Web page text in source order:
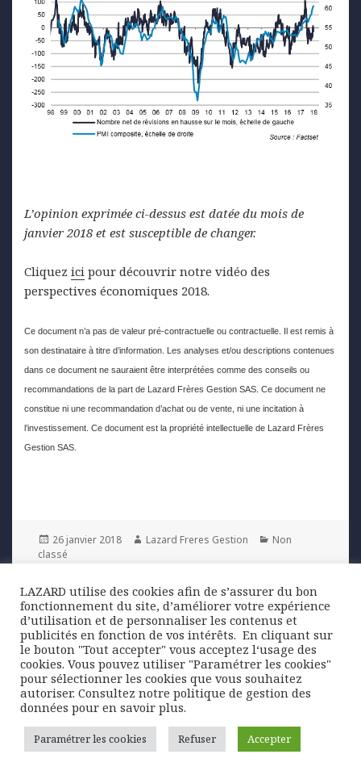
L’opinion exprimée ci-dessus est datée du mois de
janvier 2018 et est susceptible de changer.
Cliquez ici pour découvrir notre vidéo des
perspectives économiques 2018.
Ce document n’a pas de valeur pré-contractuelle ou contractuelle. Il est remis à
son destinataire à titre d’information. Les analyses et/ou descriptions contenues
dans ce document ne sauraient être interprétées comme des conseils ou
recommandations de la part de Lazard Frères Gestion SAS. Ce document ne
constitue ni une recommandation d’achat ou de vente, ni une incitation à
l’investissement. Ce document est la propriété intellectuelle de Lazard Frères
Gestion SAS.
Posted
on
26 janvier 2018 Author
Lazard Freres Gestion Categories
Non
classé
Navigation
l’article
PREVIOUS
Previous
post:
Croissance mondiale forte avec un
possible rebond de l’investissement
NEXT
Next
post:
Marchés financiers : éclairage de Régis
Bégué
LAZARD utilise des cookies afin de s’assurer du bon
fonctionnement du site, d’améliorer votre expérience
d’utilisation et de personnaliser les contenus et
publicités en fonction de vos intérêts. ​ En cliquant sur
le bouton "Tout accepter" vous acceptez l‘usage des
cookies. Vous pouvez utiliser "Paramétrer les cookies"
pour sélectionner les cookies que vous souhaitez
autoriser. Consultez notre politique de gestion des
données pour en savoir plus.
Paramétrer les cookies Refuser Accepter